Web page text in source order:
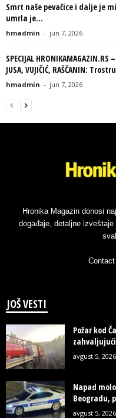
Smrt naše pevačice i dalje je
umrla je...
hmadmin - jun 7, 2026
SPECIJAL
JUSA, VUJIČIĆ, RAŠČANIN:
hmadmin - jun 7, 2026
Hronika Magazin donosi
događaje, detaljne
JOŠ VESTI
Požar kod
avgust 5, 2026
Napad
Beogradu,
avgust 5, 2026